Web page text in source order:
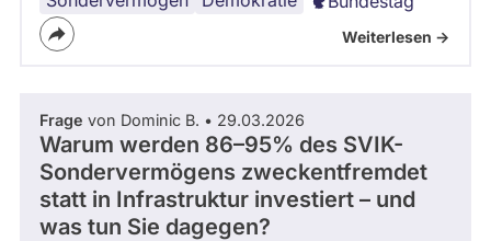
Weiterlesen ->
Frage von Dominic B. • 29.03.2026
Warum werden 86–95% des SVIK-
Sondervermögens zweckentfremdet
statt in Infrastruktur investiert – und
was tun Sie dagegen?